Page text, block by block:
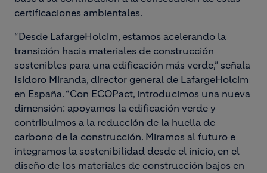
certificaciones ambientales.
“Desde LafargeHolcim, estamos acelerando la
transición hacia materiales de construcción
sostenibles para una edificación más verde,” señala
Isidoro Miranda, director general de LafargeHolcim
en España. “Con ECOPact, introducimos una nueva
dimensión: apoyamos la edificación verde y
contribuimos a la reducción de la huella de
carbono de la construcción. Miramos al futuro e
integramos la sostenibilidad desde el inicio, en el
diseño de los materiales de construcción bajos en